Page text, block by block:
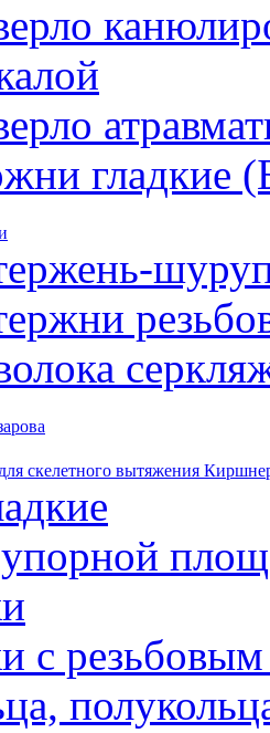
гладкие
cкелетного вытяжения
с